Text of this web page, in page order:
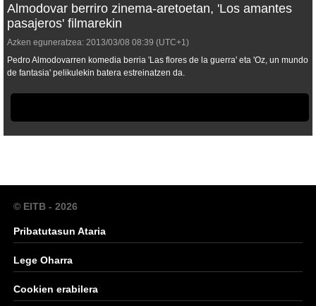
Almodovar berriro zinema-aretoetan, 'Los amantes
pasajeros' filmarekin
Azken eguneratzea: 2013/03/08 08:39 (UTC+1)
Pedro Almodovarren komedia berria 'Las flores de la guerra' eta 'Oz, un mundo
de fantasia' pelikulekin batera estreinatzen da.
© EITB - 2026
Pribatutasun Ataria
Lege Oharra
Cookien erabilera